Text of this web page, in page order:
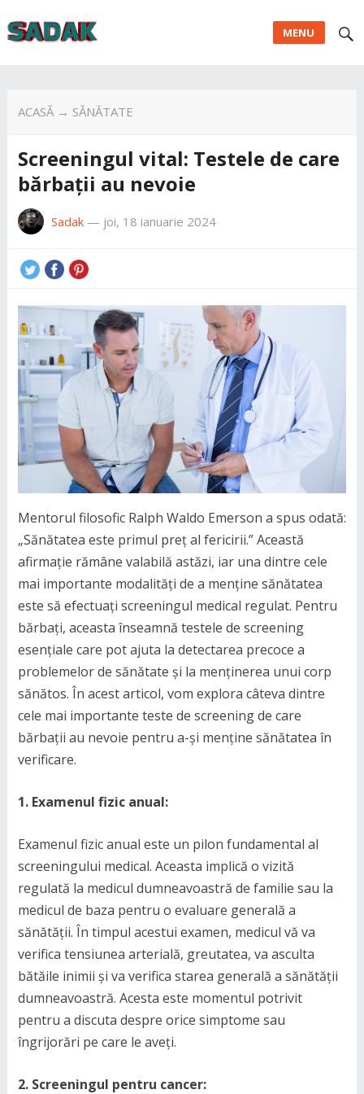
MENU
ACASĂ→ SĂNĂTATE
Screeningul vital: Testele de care
bărbații au nevoie
Sadak— joi, 18 ianuarie 2024
Mentorul filosofic Ralph Waldo Emerson a spus odată:
„Sănătatea este primul preț al fericirii.” Această
afirmație rămâne valabilă astăzi, iar una dintre cele
mai importante modalități de a menține sănătatea
este să efectuați screeningul medical regulat. Pentru
bărbați, aceasta înseamnă testele de screening
esențiale care pot ajuta la detectarea precoce a
problemelor de sănătate și la menținerea unui corp
sănătos. În acest articol, vom explora câteva dintre
cele mai importante teste de screening de care
bărbații au nevoie pentru a-și menține sănătatea în
verificare.
1. Examenul fizic anual:
Examenul fizic anual este un pilon fundamental al
screeningului medical. Aceasta implică o vizită
regulată la medicul dumneavoastră de familie sau la
medicul de baza pentru o evaluare generală a
sănătății. În timpul acestui examen, medicul vă va
verifica tensiunea arterială, greutatea, va asculta
bătăile inimii și va verifica starea generală a sănătății
dumneavoastră. Acesta este momentul potrivit
pentru a discuta despre orice simptome sau
îngrijorări pe care le aveți.
2. Screeningul pentru cancer: